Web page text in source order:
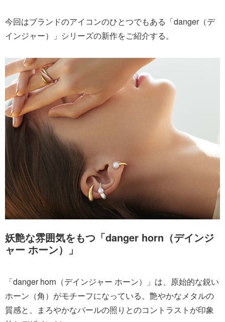
今回はブランドのアイコンのひとつでもある「danger（デ
インジャー）」シリーズの新作をご紹介する。
妖艶な雰囲気をもつ「danger horn（デインジ
ャー ホーン）」
「danger horn（デインジャー ホーン）」は、原始的な鋭い
ホーン（角）がモチーフになっている。艶やかなメタルの
質感と、まろやかなパールの照りとのコントラストが印象